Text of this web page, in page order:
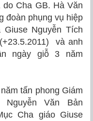
Cha GB. Hà Văn
đoàn phụng vụ hiệp
Nguyễn Tích
và anh
ngày giỗ 3 năm
tấn phong Giám
Văn Bản
Cha giáo Giuse